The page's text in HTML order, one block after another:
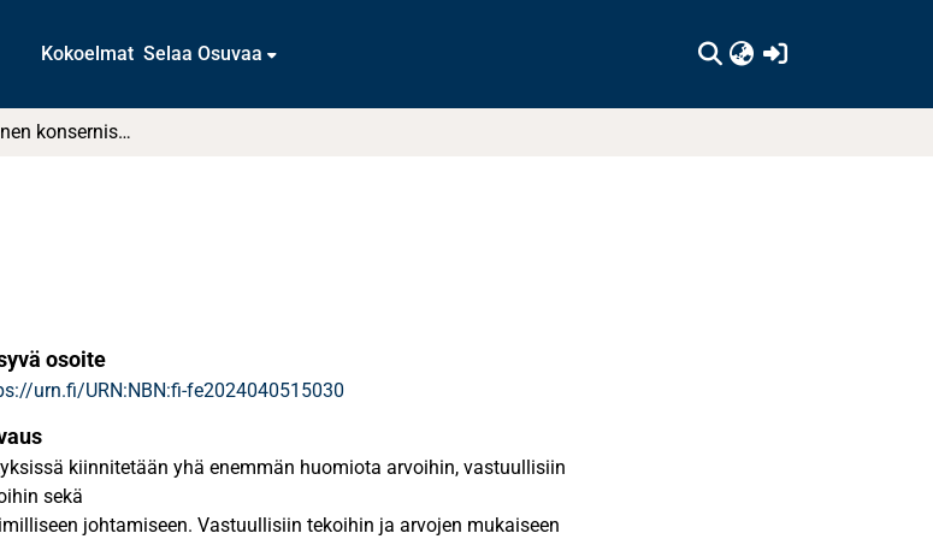
Kokoelmat Selaa Osuvaa
Arvojohtaminen konsernissa
osoite
urn.fi/URN:NBN:fi-fe2024040515030
kiinnitetään yhä enemmän huomiota arvoihin, vastuullisiin
sekä
johtamiseen. Vastuullisiin tekoihin ja arvojen mukaiseen